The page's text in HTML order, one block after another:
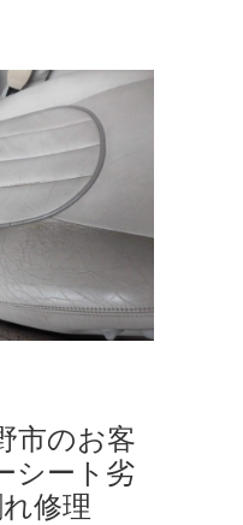
市のお客
ート劣
修理